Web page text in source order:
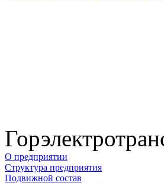
О предприятии
Структура предприятия
Подвижной состав